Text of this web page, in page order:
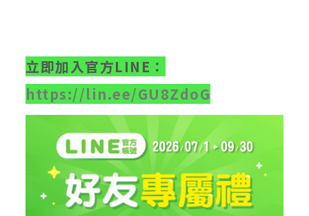
立即加入官方LINE：
https://lin.ee/GU8ZdoG